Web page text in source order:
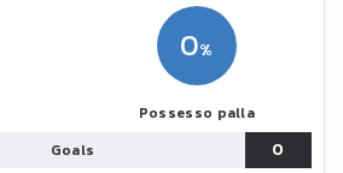
0
Possesso palla
Goals
0